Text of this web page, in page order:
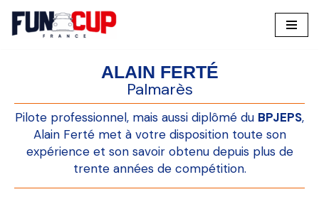
Aller
ALAIN FERTÉ
Palmarès
Pilote professionnel, mais aussi diplômé du BPJEPS,
Alain Ferté met à votre disposition toute son
expérience et son savoir obtenu depuis plus de
trente années de compétition.